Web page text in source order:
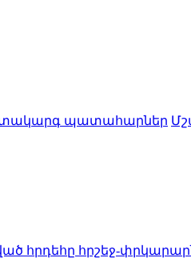
պատահարներ
փրկարարները